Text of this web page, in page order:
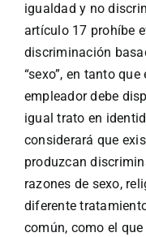
igualdad y no
artículo 17 prohíbe
discriminación
“sexo”, en tanto
empleador debe
igual trato en
considerará que
produzcan
razones de sexo,
diferente
común, como el